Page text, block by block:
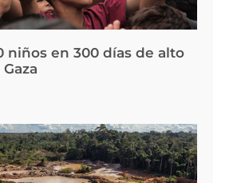
niños en 300 días de alto